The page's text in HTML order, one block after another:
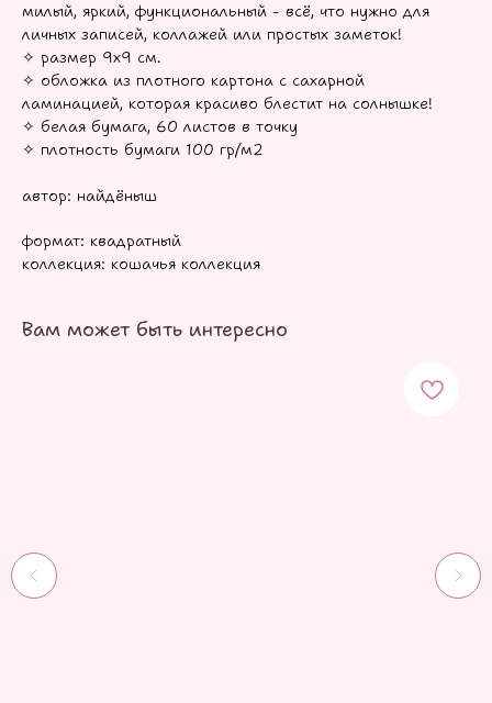
милый, яркий, функциональный - всё, что нужно для
личных записей, коллажей или простых заметок!
✧ размер 9х9 см.
✧ обложка из плотного картона с сахарной
ламинацией, которая красиво блестит на солнышке!
✧ белая бумага, 60 листов в точку
✧ плотность бумаги 100 гр/м2
автор: найдёныш
формат: квадратный
коллекция: кошачья коллекция
Вам может быть интересно